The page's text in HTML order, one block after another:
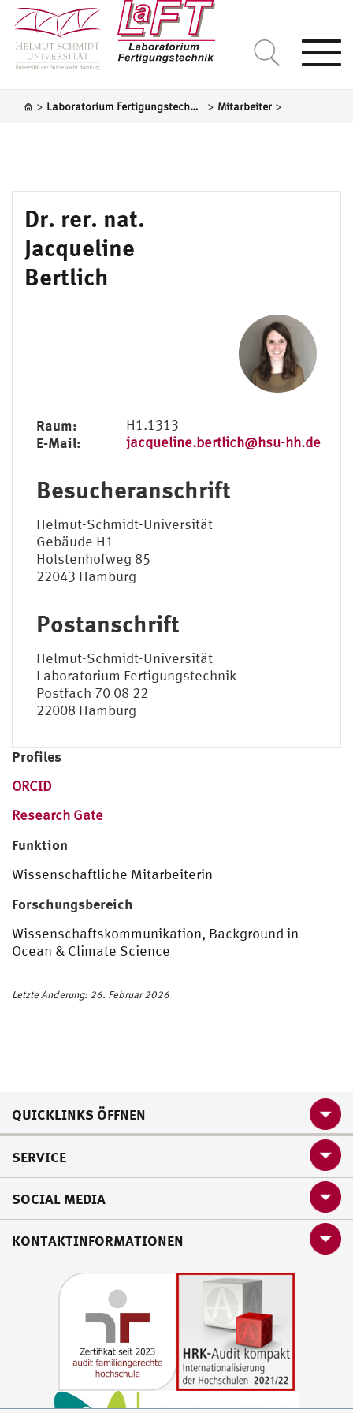
> Laboratorium Fertigungstechnik > Mitarbeiter >
Dr. rer. nat.
Jacqueline
Bertlich
Raum: H1.1313
E-Mail: jacqueline.bertlich@hsu-hh.de
Besucheranschrift
Helmut-Schmidt-Universität
Gebäude H1
Holstenhofweg 85
22043 Hamburg
Postanschrift
Helmut-Schmidt-Universität
Laboratorium Fertigungstechnik
Postfach 70 08 22
22008 Hamburg
Profiles
ORCID
Research Gate
Funktion
Wissenschaftliche Mitarbeiterin
Forschungsbereich
Wissenschaftskommunikation, Background in
Ocean & Climate Science
Letzte Änderung: 26. Februar 2026
QUICKLINKS ÖFFNEN
SERVICE
SOCIAL MEDIA
KONTAKTINFORMATIONEN